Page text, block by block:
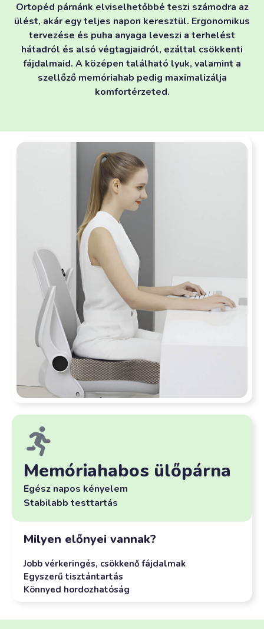
Ortopéd párnánk elviselhetőbbé teszi számodra az
ülést, akár egy teljes napon keresztül. Ergonomikus
tervezése és puha anyaga leveszi a terhelést
hátadról és alsó végtagjaidról, ezáltal csökkenti
fájdalmaid. A középen található lyuk, valamint a
szellőző memóriahab pedig maximalizálja
komfortérzeted.
Memóriahabos ülőpárna
Egész napos kényelem
Stabilabb testtartás
Milyen előnyei vannak?
Jobb vérkeringés, csökkenő fájdalmak
Egyszerű tisztántartás
Könnyed hordozhatóság